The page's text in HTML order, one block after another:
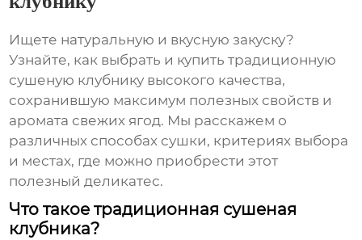
Ищете натуральную и вкусную закуску?
Узнайте, как выбрать и купить традиционную
сушеную клубнику высокого качества,
сохранившую максимум полезных свойств и
аромата свежих ягод. Мы расскажем о
различных способах сушки, критериях выбора
и местах, где можно приобрести этот
полезный деликатес.
Что такое традиционная сушеная
клубника?